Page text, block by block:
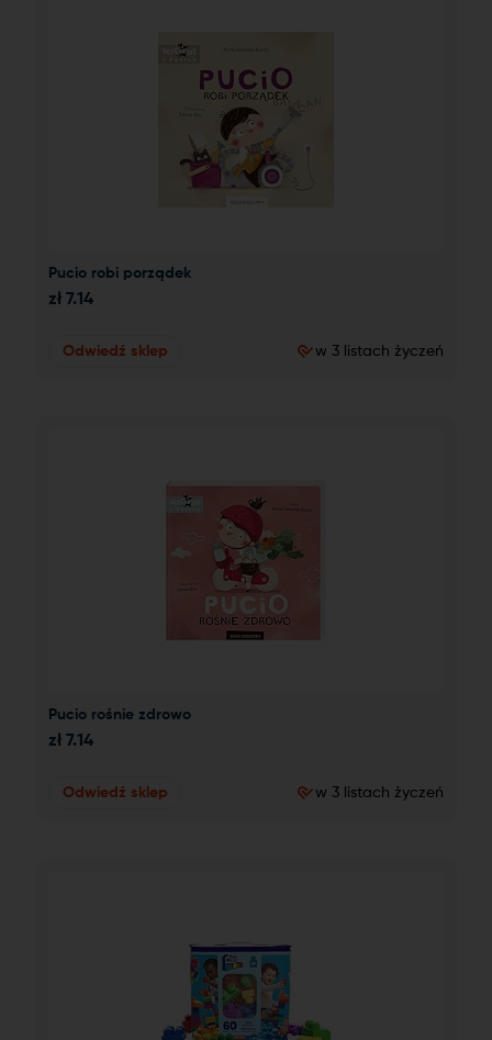
Pucio robi porządek
zł 7.14
Odwiedź sklep w 3 listach życzeń
Pucio rośnie zdrowo
zł 7.14
Odwiedź sklep w 3 listach życzeń